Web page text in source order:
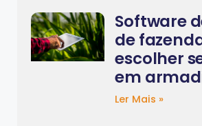
Software
de
escolher
em
Ler Mais »